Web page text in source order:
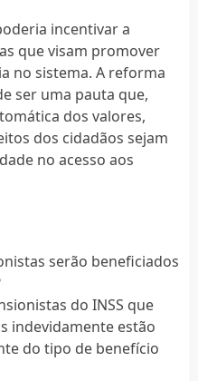
incentivar a
que visam promover
no sistema. A reforma
ser uma pauta que,
dos valores,
dos cidadãos sejam
no acesso aos
serão beneficiados
do INSS que
indevidamente estão
do tipo de benefício